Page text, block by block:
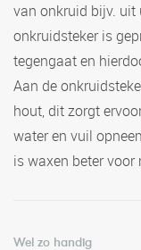
van onkruid bijv. uit
onkruidsteker is
tegengaat en
Aan de
hout, dit zorgt
water en vuil
is waxen beter
Wel zo handig